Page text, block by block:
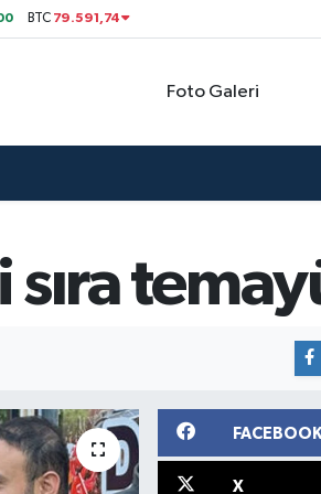
BTC 79.591,74
Foto Galeri
FACEBOOK
X